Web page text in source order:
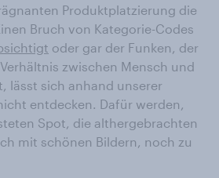
Produktplatzierung die
Bruch von Kategorie-Codes
oder gar der Funken, der
zwischen Mensch und
lässt sich anhand unserer
entdecken. Dafür werden,
Spot, die althergebrachten
mit schönen Bildern, noch zu